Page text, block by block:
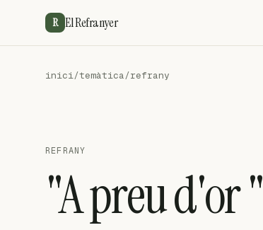
R El Refranyer
inici/temàtica/refrany
REFRANY
"A preu d'or "